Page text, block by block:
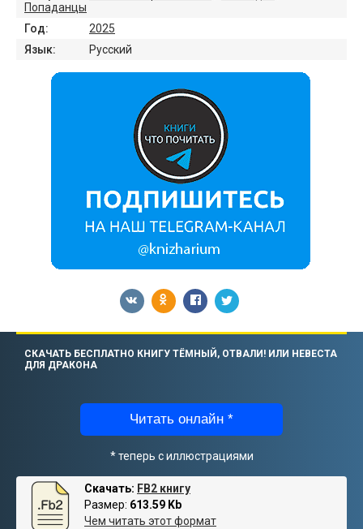
Попаданцы
Год:
2025
Язык:
Русский
СКАЧАТЬ БЕСПЛАТНО КНИГУ ТЁМНЫЙ, ОТВАЛИ! ИЛИ НЕВЕСТА
ДЛЯ ДРАКОНА
Читать онлайн *
* теперь с иллюстрациями
Скачать: FB2 книгу
Размер: 613.59 Kb
Чем читать этот формат